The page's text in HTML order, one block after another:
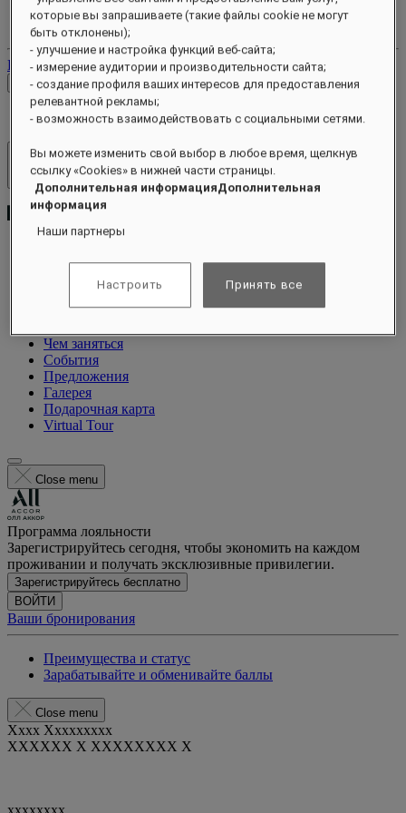
Ваш аккаунт лояльности
Ваши бронирования
Выйти
Проверить тарифы
Отели и курорты
Открыть меню
О программе
Питание
Чем заняться
События
Предложения
Галерея
Подарочная карта
Virtual Tour
Close menu
Программа лояльности
Зарегистрируйтесь сегодня, чтобы экономить на каждом
проживании и получать эксклюзивные привилегии.
Зарегистрируйтесь бесплатно
ВОЙТИ
Ваши бронирования
Преимущества и статус
Зарабатывайте и обменивайте баллы
Close menu
Xxxx Xxxxxxxxx
XXXXXX X XXXXXXXX X
которые вы запрашиваете (такие файлы cookie не могут
быть отклонены);
- улучшение и настройка функций веб-сайта;
- измерение аудитории и производительности сайта;
- создание профиля ваших интересов для предоставления
релевантной рекламы;
- возможность взаимодействовать с социальными сетями.
Вы можете изменить свой выбор в любое время, щелкнув
ссылку «Cookies» в нижней части страницы.
Дополнительная информацияДополнительная
информация
Наши партнеры
Настроить Принять все